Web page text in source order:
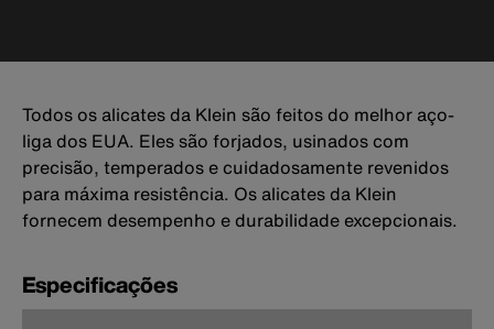
Todos os alicates da Klein são feitos do melhor aço-
liga dos EUA. Eles são forjados, usinados com
precisão, temperados e cuidadosamente revenidos
para máxima resistência. Os alicates da Klein
fornecem desempenho e durabilidade excepcionais.
Especificações